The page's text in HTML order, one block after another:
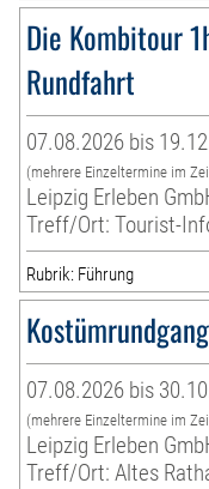
Die Kombitour
Rundfahrt
07.08.2026 bis
(mehrere Einzeltermine im
Leipzig Erleben
Treff/Ort: Tourist-
Rubrik: Führung
07.08.2026 bis
(mehrere Einzeltermine im
Leipzig Erleben
Treff/Ort: Altes